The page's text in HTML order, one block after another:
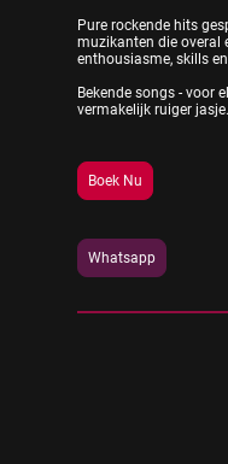
Pure rockende hits
muzikanten die overal
enthousiasme, skills
Bekende songs - voor
vermakelijk ruiger jasje.
Boek Nu
Whatsapp